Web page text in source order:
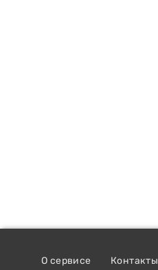
О сервисе Контакты